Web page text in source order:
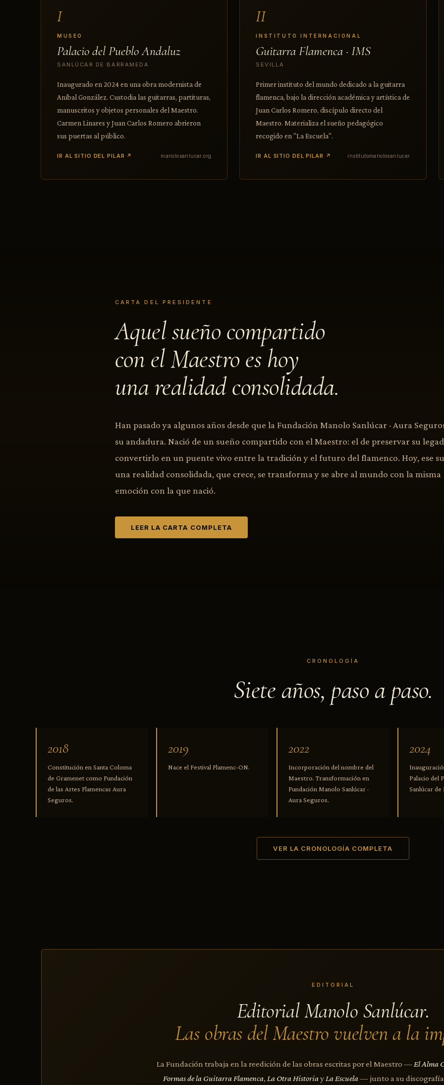
I
MUSEO
Palacio del Pueblo Andaluz
SANLÚCAR DE BARRAMEDA
Inaugurado en 2024 en una obra modernista de
Aníbal González. Custodia las guitarras, partituras,
manuscritos y objetos personales del Maestro.
Carmen Linares y Juan Carlos Romero abrieron
sus puertas al público.
IR AL SITIO DEL PILAR ↗ manolosanlucar.org
II
INSTITUTO INTERNACIONAL
Guitarra Flamenca · IMS
SEVILLA
Primer instituto del mundo dedicado a la guitarra
flamenca, bajo la dirección académica y artística de
Juan Carlos Romero, discípulo directo del
Maestro. Materializa el sueño pedagógico
recogido en "La Escuela".
IR AL SITIO DEL PILAR ↗ institutomanolosanlucar
CARTA DEL PRESIDENTE
Aquel sueño compartido
con el Maestro es hoy
una realidad consolidada.
Han pasado ya algunos años desde que la Fundación Manolo Sanlúcar · Aura
su andadura. Nació de un sueño compartido con el Maestro: el de preservar su
convertirlo en un puente vivo entre la tradición y el futuro del flamenco. Hoy, ese
una realidad consolidada, que crece, se transforma y se abre al mundo con la misma
emoción con la que nació.
LEER LA CARTA COMPLETA
CRONOLOGÍA
Siete años, paso a paso.
2018
Constitución en Santa Coloma
de Gramenet como Fundación
de las Artes Flamencas Aura
Seguros.
2019
Nace el Festival Flamenc-ON.
2022
Incorporación del nombre del
Maestro. Transformación en
Fundación Manolo Sanlúcar ·
Aura Seguros.
2024
Palacio del
Sanlúcar de
VER LA CRONOLOGÍA COMPLETA
EDITORIAL
Editorial Manolo Sanlúcar.
Las obras del Maestro vuelven a la
La Fundación trabaja en la reedición de las obras escritas por el Maestro —El Alma
Formas de la Guitarra Flamenca, La Otra HistoriayLa Escuela— junto a su